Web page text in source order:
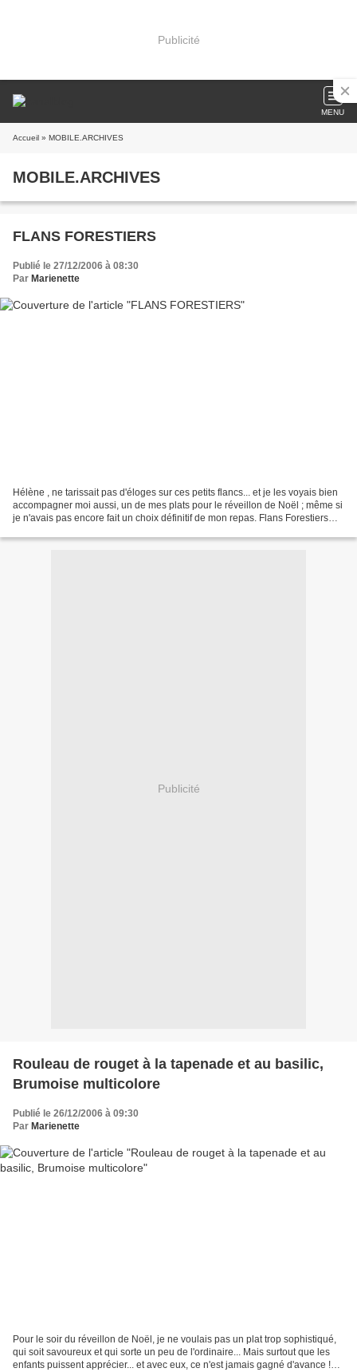
Publicité
MENU
Accueil » MOBILE.ARCHIVES
MOBILE.ARCHIVES
FLANS FORESTIERS
Publié le 27/12/2006 à 08:30
Par Marienette
Hélène , ne tarissait pas d'éloges sur ces petits flancs... et je les voyais bien
accompagner moi aussi, un de mes plats pour le réveillon de Noël ; même si
je n'avais pas encore fait un choix définitif de mon repas. Flans Forestiers
Publicité
Rouleau de rouget à la tapenade et au basilic,
Brumoise multicolore
Publié le 26/12/2006 à 09:30
Par Marienette
Pour le soir du réveillon de Noël, je ne voulais pas un plat trop sophistiqué,
qui soit savoureux et qui sorte un peu de l'ordinaire... Mais surtout que les
enfants puissent apprécier... et avec eux, ce n'est jamais gagné d'avance !